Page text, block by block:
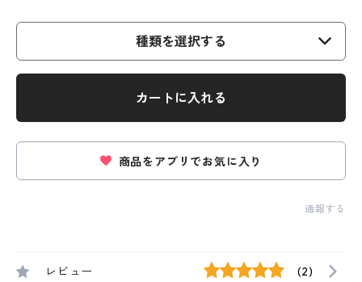
種類を選択する
カートに入れる
商品をアプリでお気に入り
通報する
レビュー (2)